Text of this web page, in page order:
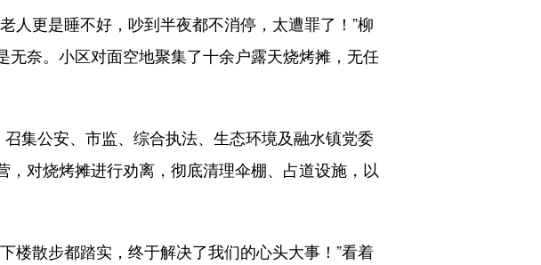
更是睡不好，吵到半夜都不消停，太遭罪了！”柳
奈。小区对面空地聚集了十余户露天烧烤摊，无任
集公安、市监、综合执法、生态环境及融水镇党委
对烧烤摊进行劝离，彻底清理伞棚、占道设施，以
散步都踏实，终于解决了我们的心头大事！”看着